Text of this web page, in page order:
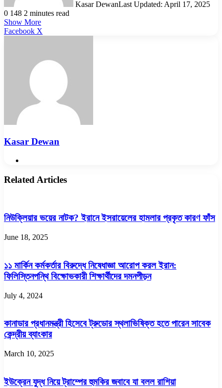
Kasar DewanLast Updated: April 17, 2025
0 148 2 minutes read
Show More
Facebook X
Kasar Dewan
Related Articles
নিউক্লিয়ার ভয়ের নাটক? ইরানে ইসরায়েলের হামলার প্রকৃত কারণ ফাঁস
June 18, 2025
১১ মার্কিন কর্মকর্তার বিরুদ্ধে নিষেধাজ্ঞা আরোপ করল ইরান:
ফিলিস্তিনপন্থি বিক্ষোভকারী শিক্ষার্থীদের দমনপীড়ন
July 4, 2024
কানাডার প্রধানমন্ত্রী হিসেবে ট্রুডোর স্থলাভিষিক্ত হতে পারেন সাবেক
কেন্দ্রীয় ব্যাংকার
March 10, 2025
ইউক্রেন যুদ্ধ নিয়ে ট্রাম্পের হুমকির জবাবে যা বলল রাশিয়া